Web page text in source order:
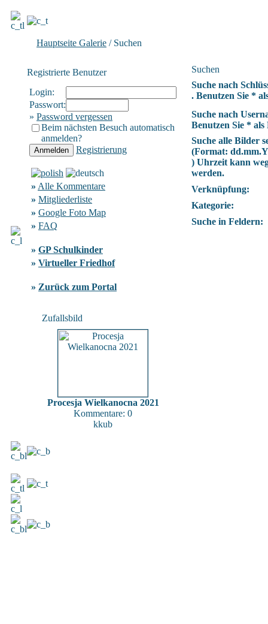
Hauptseite Galerie / Suchen
Registrierte Benutzer
Login:
Passwort:
» Password vergessen
Beim nächsten Besuch automatisch
anmelden?
Registrierung
» Alle Kommentare
» Mitgliederliste
» Google Foto Map
» FAQ
» GP Schulkinder
» Virtueller Friedhof
» Zurück zum Portal
Zufallsbild
Procesja Wielkanocna 2021
Kommentare: 0
kkub
Suchen
Suche nach
. Benutzen Sie *
Suche nach
Benutzen Sie * als
Suche alle Bilder
(Format:
) Uhrzeit kann
werden.
Verknüpfung:
Kategorie:
Suche in Feldern: